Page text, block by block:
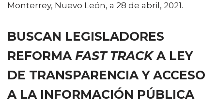
c
e
b
o
o
k
it
te
r
ai
l
a
ts
A
p
p
m
p
ar
ti
r
Monterrey, Nuevo León, a 28 de abril, 2021.
BUSCAN LEGISLADORES
REFORMA FAST TRACKA LEY
DE TRANSPARENCIA Y ACCESO
A LA INFORMACIÓN PÚBLICA